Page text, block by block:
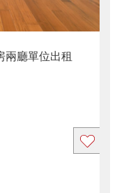
兩廳單位出租